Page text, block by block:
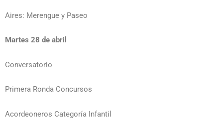
Aires: Merengue y Paseo
Martes 28 de abril
Conversatorio
Primera Ronda Concursos
Acordeoneros Categoría Infantil